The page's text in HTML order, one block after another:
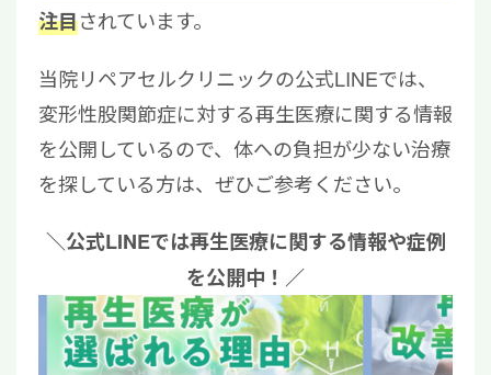
注目されています。
当院リペアセルクリニックの公式LINEでは、
変形性股関節症に対する再生医療に関する情報
を公開しているので、体への負担が少ない治療
を探している方は、ぜひご参考ください。
＼公式LINEでは再生医療に関する情報や症例
を公開中！／